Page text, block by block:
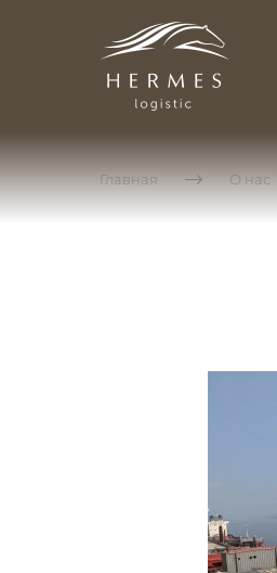
Главная О нас